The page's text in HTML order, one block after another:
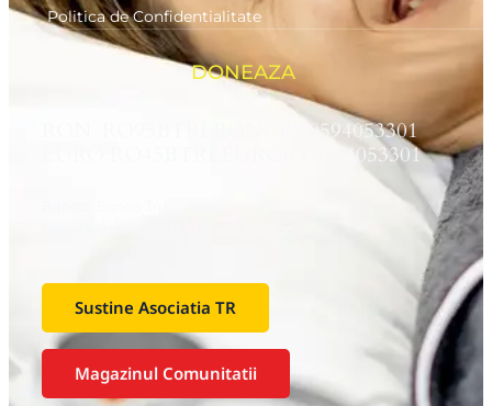
Politica de Confidentialitate
DONEAZA
RON RO95BTRLRONCRT0594053301
EURO RO45BTRLEURCRT0594053301
Sustine Asociatia TR
Magazinul Comunitatii